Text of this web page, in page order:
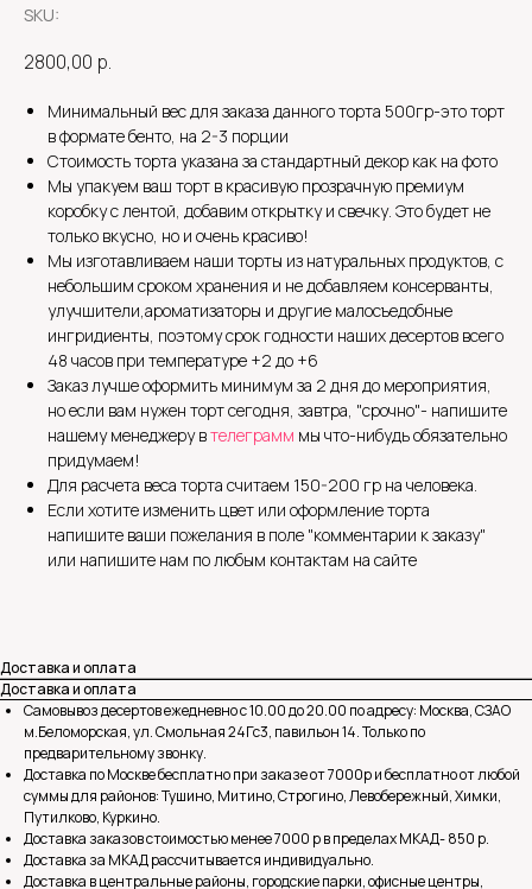
SKU:
2800,00 р.
Минимальный вес для заказа данного торта 500гр-это торт
в формате бенто, на 2-3 порции
Стоимость торта указана за стандартный декор как на фото
Мы упакуем ваш торт в красивую прозрачную премиум
коробку с лентой, добавим открытку и свечку. Это будет не
только вкусно, но и очень красиво!
Мы изготавливаем наши торты из натуральных продуктов, с
небольшим сроком хранения и не добавляем консерванты,
улучшители,ароматизаторы и другие малосъедобные
ингридиенты, поэтому срок годности наших десертов всего
48 часов при температуре +2 до +6
Заказ лучше оформить минимум за 2 дня до мероприятия,
но если вам нужен торт сегодня, завтра, "срочно"- напишите
нашему менеджеру втелеграмм мы что-нибудь обязательно
придумаем!
Для расчета веса торта считаем 150-200 гр на человека.
Если хотите изменить цвет или оформление торта
напишите ваши пожелания в поле "комментарии к заказу"
или напишите нам по любым контактам на сайте
Доставка и оплата
Доставка и оплата
Самовывоз десертов ежедневно с 10.00 до 20.00 по адресу: Москва, СЗАО
м.Беломорская, ул. Смольная 24Гс3, павильон 14. Только по
предварительному звонку.
Доставка по Москве бесплатно при заказе от 7000р и бесплатно от любой
суммы для районов: Тушино, Митино, Строгино, Левобережный, Химки,
Путилково, Куркино.
Доставка заказов стоимостью менее 7000 р в пределах МКАД- 850 р.
Доставка за МКАД рассчитывается индивидуально.
Доставка в центральные районы, городские парки, офисные центры,